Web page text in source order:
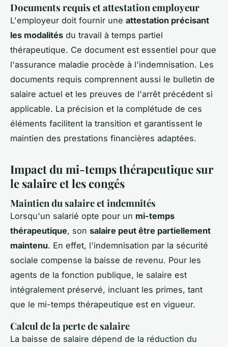
Documents requis et attestation employeur
L'employeur doit fournir une attestation précisant
les modalités du travail à temps partiel
thérapeutique. Ce document est essentiel pour que
l'assurance maladie procède à l'indemnisation. Les
documents requis comprennent aussi le bulletin de
salaire actuel et les preuves de l'arrêt précédent si
applicable. La précision et la complétude de ces
éléments facilitent la transition et garantissent le
maintien des prestations financières adaptées.
Impact du mi-temps thérapeutique sur
le salaire et les congés
Maintien du salaire et indemnités
Lorsqu'un salarié opte pour un mi-temps
thérapeutique, son salaire peut être partiellement
maintenu. En effet, l'indemnisation par la sécurité
sociale compense la baisse de revenu. Pour les
agents de la fonction publique, le salaire est
intégralement préservé, incluant les primes, tant
que le mi-temps thérapeutique est en vigueur.
Calcul de la perte de salaire
La baisse de salaire dépend de la réduction du